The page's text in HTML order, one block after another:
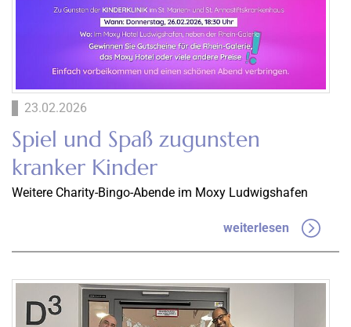
23.02.2026
Spiel und Spaß zugunsten
kranker Kinder
Weitere Charity-Bingo-Abende im Moxy Ludwigshafen
weiterlesen